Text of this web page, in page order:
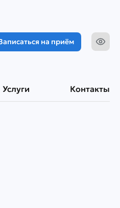
на приём
Услуги Контакты